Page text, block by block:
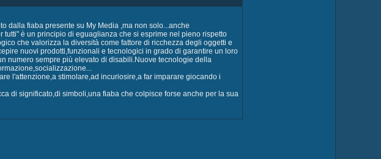
dalla fiaba presente su My Media ,ma non solo...anche
tutti" è un principio di eguaglianza che si esprime nel pieno rispetto
che valorizza la diversità come fattore di ricchezza degli oggetti e
nuovi prodotti,funzionali e tecnologici in grado di garantire un loro
numero sempre più elevato di disabili.Nuove tecnologie della
l'attenzione,a stimolare,ad incuriosire,a far imparare giocando i
di significato,di simboli,una fiaba che colpisce forse anche per la sua